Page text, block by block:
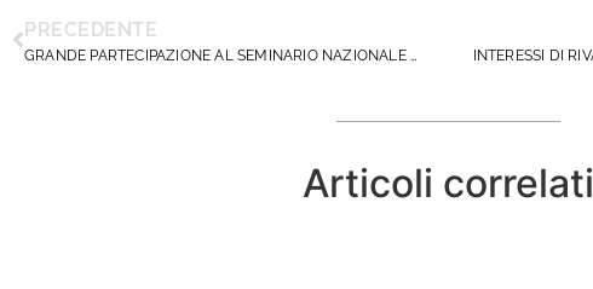
PRECEDENTE
GRANDE PARTECIPAZIONE AL SEMINARIO NAZIONALE DIRIGENTISCUOLA PUGLIA SUI PROFILI PENALI DEL DIRIGENTE SCOLASTICO
Articoli correlati